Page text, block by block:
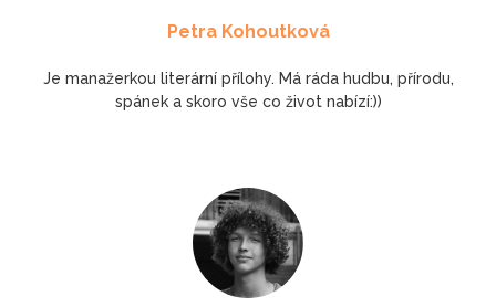
Petra Kohoutková
Je manažerkou literární přílohy. Má ráda hudbu, přírodu,
spánek a skoro vše co život nabízí:))